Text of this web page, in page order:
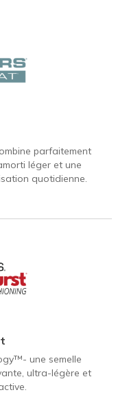
parfaitement
léger et une
quotidienne.
une semelle
ultra-légère et